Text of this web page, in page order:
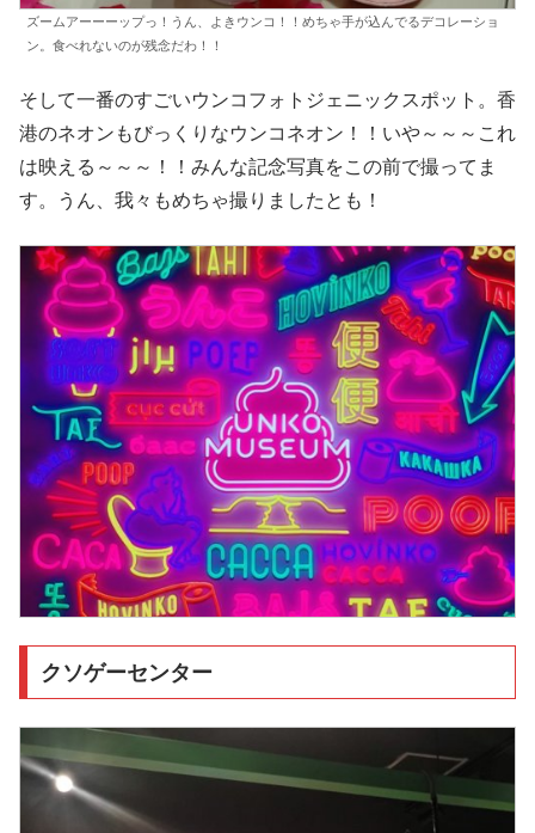
ズームアーーーップっ！うん、よきウンコ！！めちゃ手が込んでるデコレーショ
ン。食べれないのが残念だわ！！
そして一番のすごいウンコフォトジェニックスポット。香
港のネオンもびっくりなウンコネオン！！いや～～～これ
は映える～～～！！みんな記念写真をこの前で撮ってま
す。うん、我々もめちゃ撮りましたとも！
クソゲーセンター